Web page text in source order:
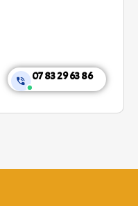
07 83 29 63 86